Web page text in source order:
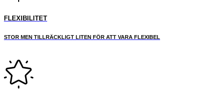
FLEXIBILITET
STOR MEN TILLRÄCKLIGT LITEN FÖR ATT VARA FLEXIBEL